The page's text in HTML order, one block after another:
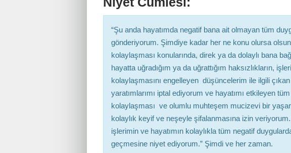
“Şu anda hayatımda negatif bana ait olmayan tüm
gönderiyorum. Şimdiye kadar her ne konu olursa
kolaylaşması konularında, direk ya da dolaylı bana
hayatta uğradığım ya da uğrattığım haksızlıkların,
kolaylaşmasını engelleyen düşüncelerim ile ilgili
yaratımlarımı iptal ediyorum ve hayatımı etkileyen
kolaylaşması ve olumlu muhteşem mucizevi bir
kolaylık keyif ve neşeyle şifalanmasına izin
işlerimin ve hayatımın kolaylıkla tüm negatif
geçmesine niyet ediyorum.” Şimdi ve her zaman.